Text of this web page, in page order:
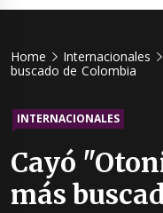
Home Internacionales
buscado de Colombia
INTERNACIONALES
Cayó
más